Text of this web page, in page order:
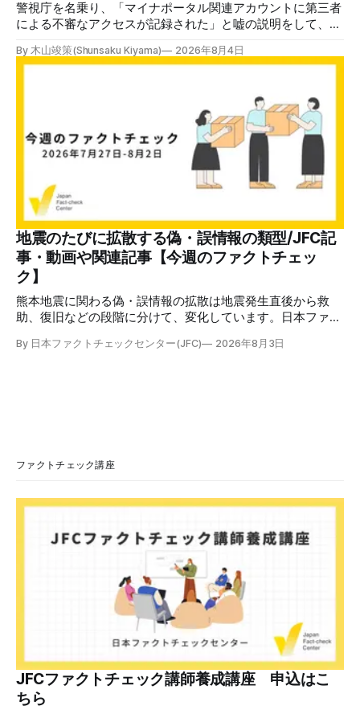
警視庁を名乗り、「マイナポータル関連アカウントに第三者
による不審なアクセスが記録された」と嘘の説明をして、リ
で、メール内のリンクを押さないようにと注意を呼びかけて
部」を名乗るメールが届いたという投稿がX（旧Twitter）上
で複数確認できる(例1、例2、例3)。 偽メールの件名は
「【警視庁】マイナポータル：不審なアクセスの確認」。本
文には「警視庁サイバーセキュリティ対策本部」「通知番
号：MN-2026-●●●」「マイナポータル関連アカウント
に、第三者による不審なアクセスが記録されました」「お客
様のメールアドレスと一致しています」と記している。 そ
のうえで「2026年8月2日（日）23:59までに、ご本人操作か
どうかご確認ください」などと「オンライン確認画面へ」と
いうリンクをクリックするよう誘導している。 本文には、
警視庁の住所（東京都千代田区霞が関2-1-1）も書かれてい
By 木山竣策(Shunsaku Kiyama) 2026年8月4日
地震のたびに拡散する偽・誤情報の類型/JFC記
事・動画や関連記事【今週のファクトチェッ
ク】
熊本地震に関わる偽・誤情報の拡散は地震発生直後から救
助、復旧などの段階に分けて、変化しています。日本ファク
（JFC「災害時に広がる偽情報5つの類型」）も参考にして
講座 申込はこちら 日本ファクトチェックセンター（JFC）
90分間。修了者には認定バッジと教室や職場などで利用可能
~5時30分で、お申し込みはこちら。 日本ファクトチェック
センター（JFC） ファクトチェック講師養成講座 8月23
日（日）開催分日本フ
By 日本ファクトチェックセンター(JFC) 2026年8月3日
ファクトチェック講座
JFCファクトチェック講師養成講座 申込はこ
ちら